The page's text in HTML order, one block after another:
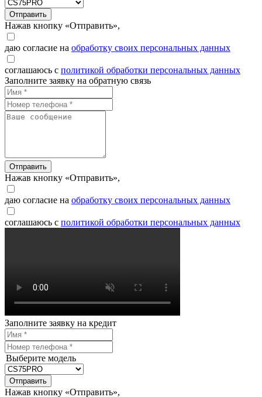
Отправить
Нажав кнопку «Отправить»,
даю согласие на обработку своих персональных данных
соглашаюсь с политикой обработки персональных данных
Заполните заявку на обратную связь
Отправить
Нажав кнопку «Отправить»,
даю согласие на обработку своих персональных данных
соглашаюсь с политикой обработки персональных данных
Заполните заявку на кредит
Выберите модель
Отправить
Нажав кнопку «Отправить»,